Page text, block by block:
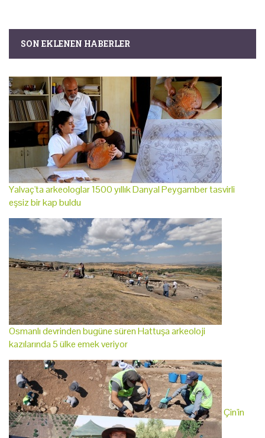
SON EKLENEN HABERLER
Yalvaç'ta arkeologlar 1500 yıllık Danyal Peygamber tasvirli
eşsiz bir kap buldu
Osmanlı devrinden bugüne süren Hattuşa arkeoloji
kazılarında 5 ülke emek veriyor
Çin'in